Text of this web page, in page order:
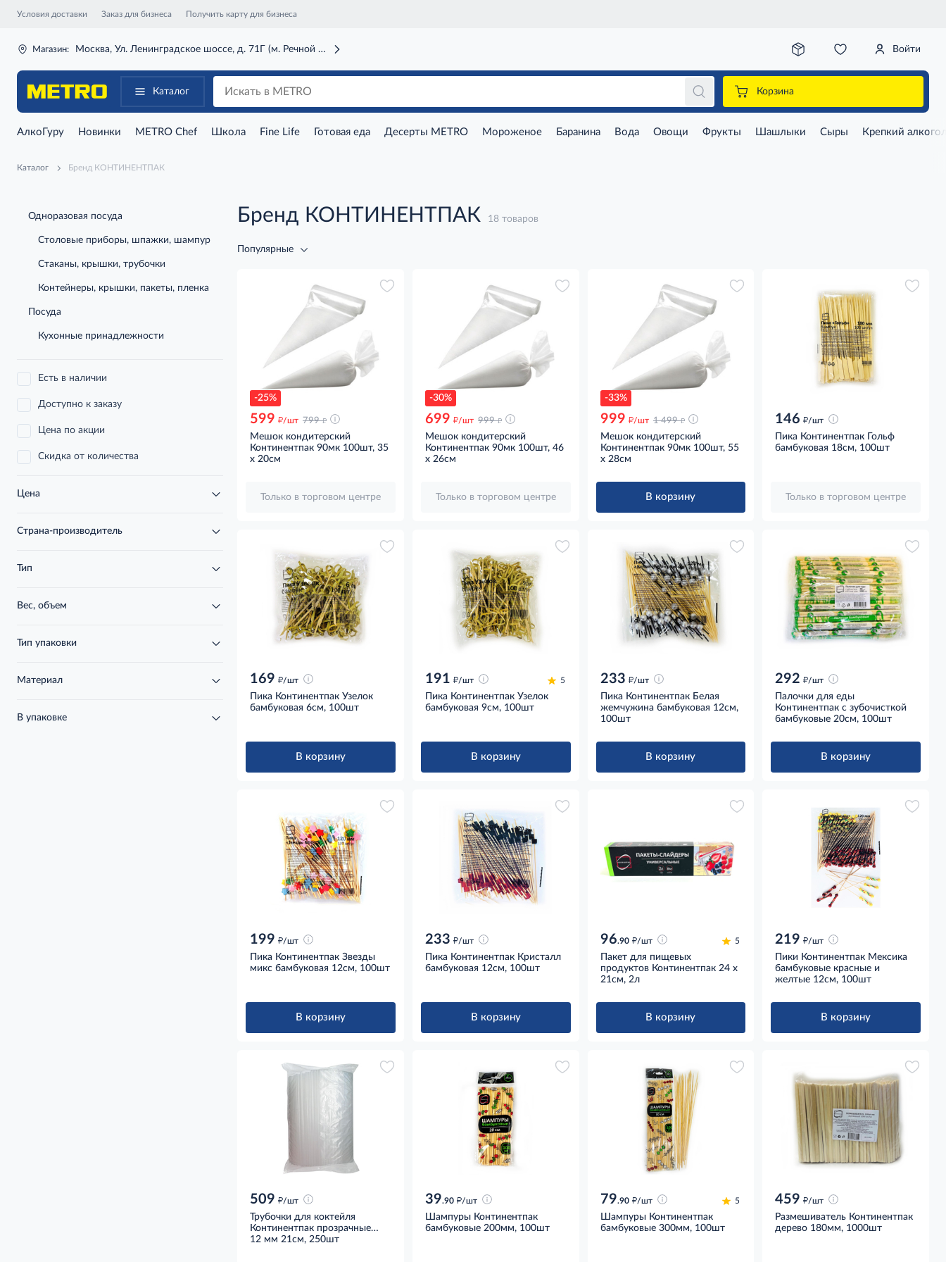
Условия доставки Заказ для бизнеса Получить карту для бизнеса
Магазин: Москва, Ул. Ленинградское шоссе, д. 71Г (м. Речной вокзал) Войти
Каталог Корзина
АлкоГуру Новинки METRO Chef Школа Fine Life Готовая еда Десерты METRO Мороженое Баранина Вода Овощи Фрукты Шашлыки Сыры Крепкий
Каталог Бренд КОНТИНЕНТПАК
Одноразовая посуда
Столовые приборы, шпажки, шампур
Стаканы, крышки, трубочки
Контейнеры, крышки, пакеты, пленка
Посуда
Кухонные принадлежности
Есть в наличии
Доступно к заказу
Цена по акции
Скидка от количества
Цена
Страна-производитель
Тип
Вес, объем
Тип упаковки
Материал
В упаковке
Бренд КОНТИНЕНТПАК 18 товаров
Популярные
-25%
599 д/шт 799 д
Мешок кондитерский
Континентпак 90мк 100шт, 35
x 20см
Только в торговом центре
-30%
699 д/шт 999 д
Мешок кондитерский
Континентпак 90мк 100шт, 46
x 26см
Только в торговом центре
-33%
999 д/шт 1 499 д
Мешок кондитерский
Континентпак 90мк 100шт, 55
x 28см
В корзину
146 д/шт
Пика Континентпак Гольф
бамбуковая 18см, 100шт
Только в торговом центре
169 д/шт
Пика Континентпак Узелок
бамбуковая 6см, 100шт
В корзину
191 д/шт 5
Пика Континентпак Узелок
бамбуковая 9см, 100шт
В корзину
233 д/шт
Пика Континентпак Белая
жемчужина бамбуковая 12см,
100шт
В корзину
292 д/шт
Палочки для еды
Континентпак с зубочисткой
бамбуковые 20см, 100шт
В корзину
199 д/шт
Пика Континентпак Звезды
микс бамбуковая 12см, 100шт
В корзину
233 д/шт
Пика Континентпак Кристалл
бамбуковая 12см, 100шт
В корзину
96.90 д/шт 5
Пакет для пищевых
продуктов Континентпак 24 x
21см, 2л
В корзину
219 д/шт
Пики Континентпак Мексика
бамбуковые красные и
желтые 12см, 100шт
В корзину
509 д/шт
Трубочки для коктейля
Континентпак прозрачные
Бабл ти пластиковые 12 мм
12 мм 21см, 250шт
39.90 д/шт
Шампуры Континентпак
бамбуковые 200мм, 100шт
79.90 д/шт 5
Шампуры Континентпак
бамбуковые 300мм, 100шт
459 д/шт
Размешиватель Континентпак
дерево 180мм, 1000шт